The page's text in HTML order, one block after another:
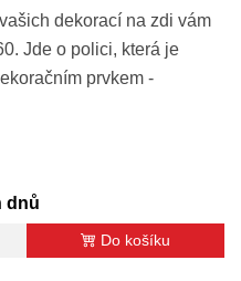
dekorací na zdi vám
Jde o polici, která je
prvkem -
dnů
Do košíku